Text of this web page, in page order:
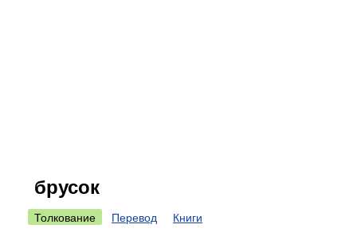
брусок
Толкование Перевод Книги